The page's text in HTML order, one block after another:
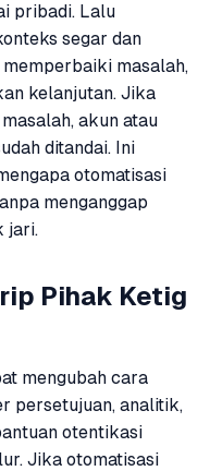
pribadi. Lalu
segar dan
masalah,
kelanjutan. Jika
akun atau
ditandai. Ini
otomatisasi
menganggap
jari.
Pihak Ketig
mengubah cara
persetujuan, analitik,
otentikasi
Jika otomatisasi